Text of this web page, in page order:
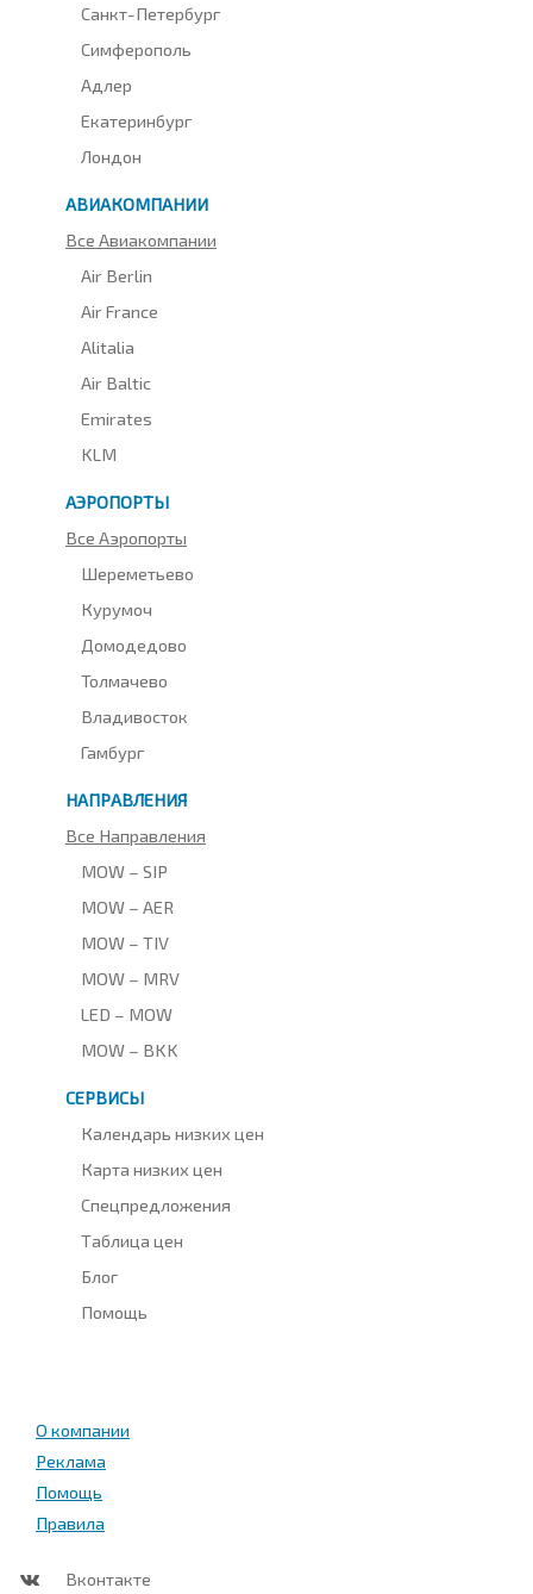
Санкт-Петербург
Симферополь
Адлер
Екатеринбург
Лондон
АВИАКОМПАНИИ
Все Авиакомпании
Air Berlin
Air France
Alitalia
Air Baltic
Emirates
KLM
АЭРОПОРТЫ
Все Аэропорты
Шереметьево
Курумоч
Домодедово
Толмачево
Владивосток
Гамбург
НАПРАВЛЕНИЯ
Все Направления
MOW – SIP
MOW – AER
MOW – TIV
MOW – MRV
LED – MOW
MOW – BKK
СЕРВИСЫ
Календарь низких цен
Карта низких цен
Спецпредложения
Таблица цен
Блог
Помощь
О компании
Реклама
Помощь
Правила
Вконтакте